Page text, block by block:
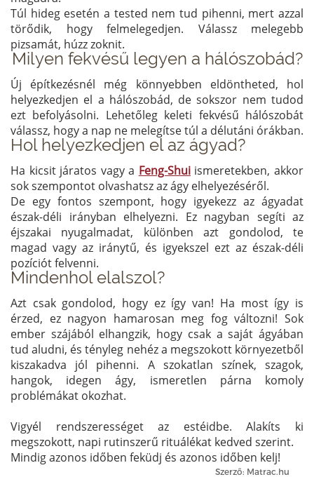
Túl hideg esetén a tested nem tud pihenni, mert azzal
törődik, hogy felmelegedjen. Válassz melegebb
pizsamát, húzz zoknit.
Milyen fekvésű legyen a hálószobád?
Új építkezésnél még könnyebben eldöntheted, hol
helyezkedjen el a hálószobád, de sokszor nem tudod
ezt befolyásolni. Lehetőleg keleti fekvésű hálószobát
válassz, hogy a nap ne melegítse túl a délutáni órákban.
Hol helyezkedjen el az ágyad?
Ha kicsit járatos vagy a Feng-Shuiismeretekben, akkor
sok szempontot olvashatsz az ágy elhelyezéséről.
De egy fontos szempont, hogy igyekezz az ágyadat
észak-déli irányban elhelyezni. Ez nagyban segíti az
éjszakai nyugalmadat, különben azt gondolod, te
magad vagy az iránytű, és igyekszel ezt az észak-déli
pozíciót felvenni.
Mindenhol elalszol?
Azt csak gondolod, hogy ez így van! Ha most így is
érzed, ez nagyon hamarosan meg fog változni! Sok
ember szájából elhangzik, hogy csak a saját ágyában
tud aludni, és tényleg nehéz a megszokott környezetből
kiszakadva jól pihenni. A szokatlan színek, szagok,
hangok, idegen ágy, ismeretlen párna komoly
problémákat okozhat.
Vigyél rendszerességet az estéidbe. Alakíts ki
megszokott, napi rutinszerű rituálékat kedved szerint.
Mindig azonos időben feküdj és azonos időben kelj!
Szerző: Matrac.hu